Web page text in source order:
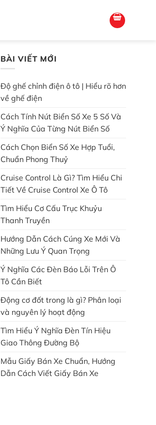
BÀI VIẾT MỚI
Độ ghế chỉnh điện ô tô | Hiểu rõ hơn
về ghế điện
Cách Tính Nút Biển Số Xe 5 Số Và
Ý Nghĩa Của Từng Nút Biển Số
Cách Chọn Biển Số Xe Hợp Tuổi,
Chuẩn Phong Thuỷ
Cruise Control Là Gì? Tìm Hiểu Chi
Tiết Về Cruise Control Xe Ô Tô
Tìm Hiểu Cơ Cấu Trục Khuỷu
Thanh Truyền
Hướng Dẫn Cách Cúng Xe Mới Và
Những Lưu Ý Quan Trọng
Ý Nghĩa Các Đèn Báo Lỗi Trên Ô
Tô Cần Biết
Động cơ đốt trong là gì? Phân loại
và nguyên lý hoạt động
Tìm Hiểu Ý Nghĩa Đèn Tín Hiệu
Giao Thông Đường Bộ
Mẫu Giấy Bán Xe Chuẩn, Hướng
Dẫn Cách Viết Giấy Bán Xe